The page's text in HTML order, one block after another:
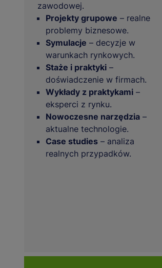
zawodowej.
Projekty grupowe – realne
problemy biznesowe.
Symulacje – decyzje w
warunkach rynkowych.
Staże i praktyki –
doświadczenie w firmach.
Wykłady z praktykami –
eksperci z rynku.
Nowoczesne narzędzia –
aktualne technologie.
Case studies – analiza
realnych przypadków.